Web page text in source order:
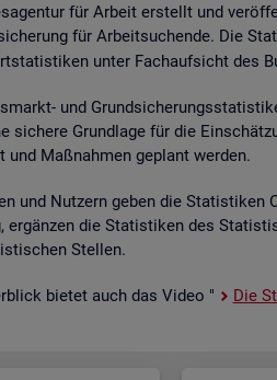
für Ar­beit er­stellt und
für Ar­beit­su­chen­de. Die
unter Fach­auf­sicht des
und
si­che­re Grund­la­ge für die
und Maß­nah­men ge­plant wer­den.
und Nut­zern geben die
er­gän­zen die Sta­tis­ti­ken des
Stel­len.
bie­tet auch das Video " Die